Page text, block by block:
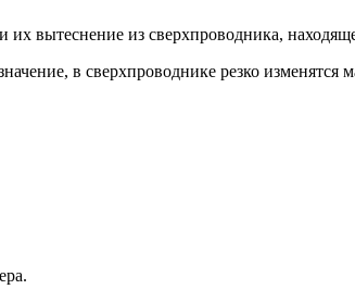
вытеснение из сверхпроводника,
в сверхпроводнике резко